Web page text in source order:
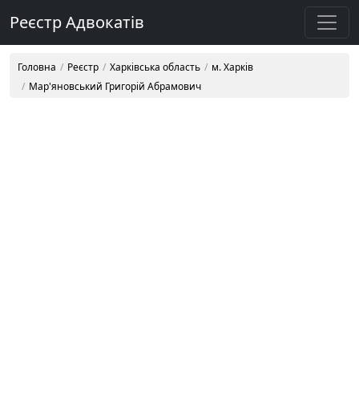
Реєстр Адвокатів
Головна Реєстр Харківська область
м. Харків
Мар'яновський Григорій Абрамович